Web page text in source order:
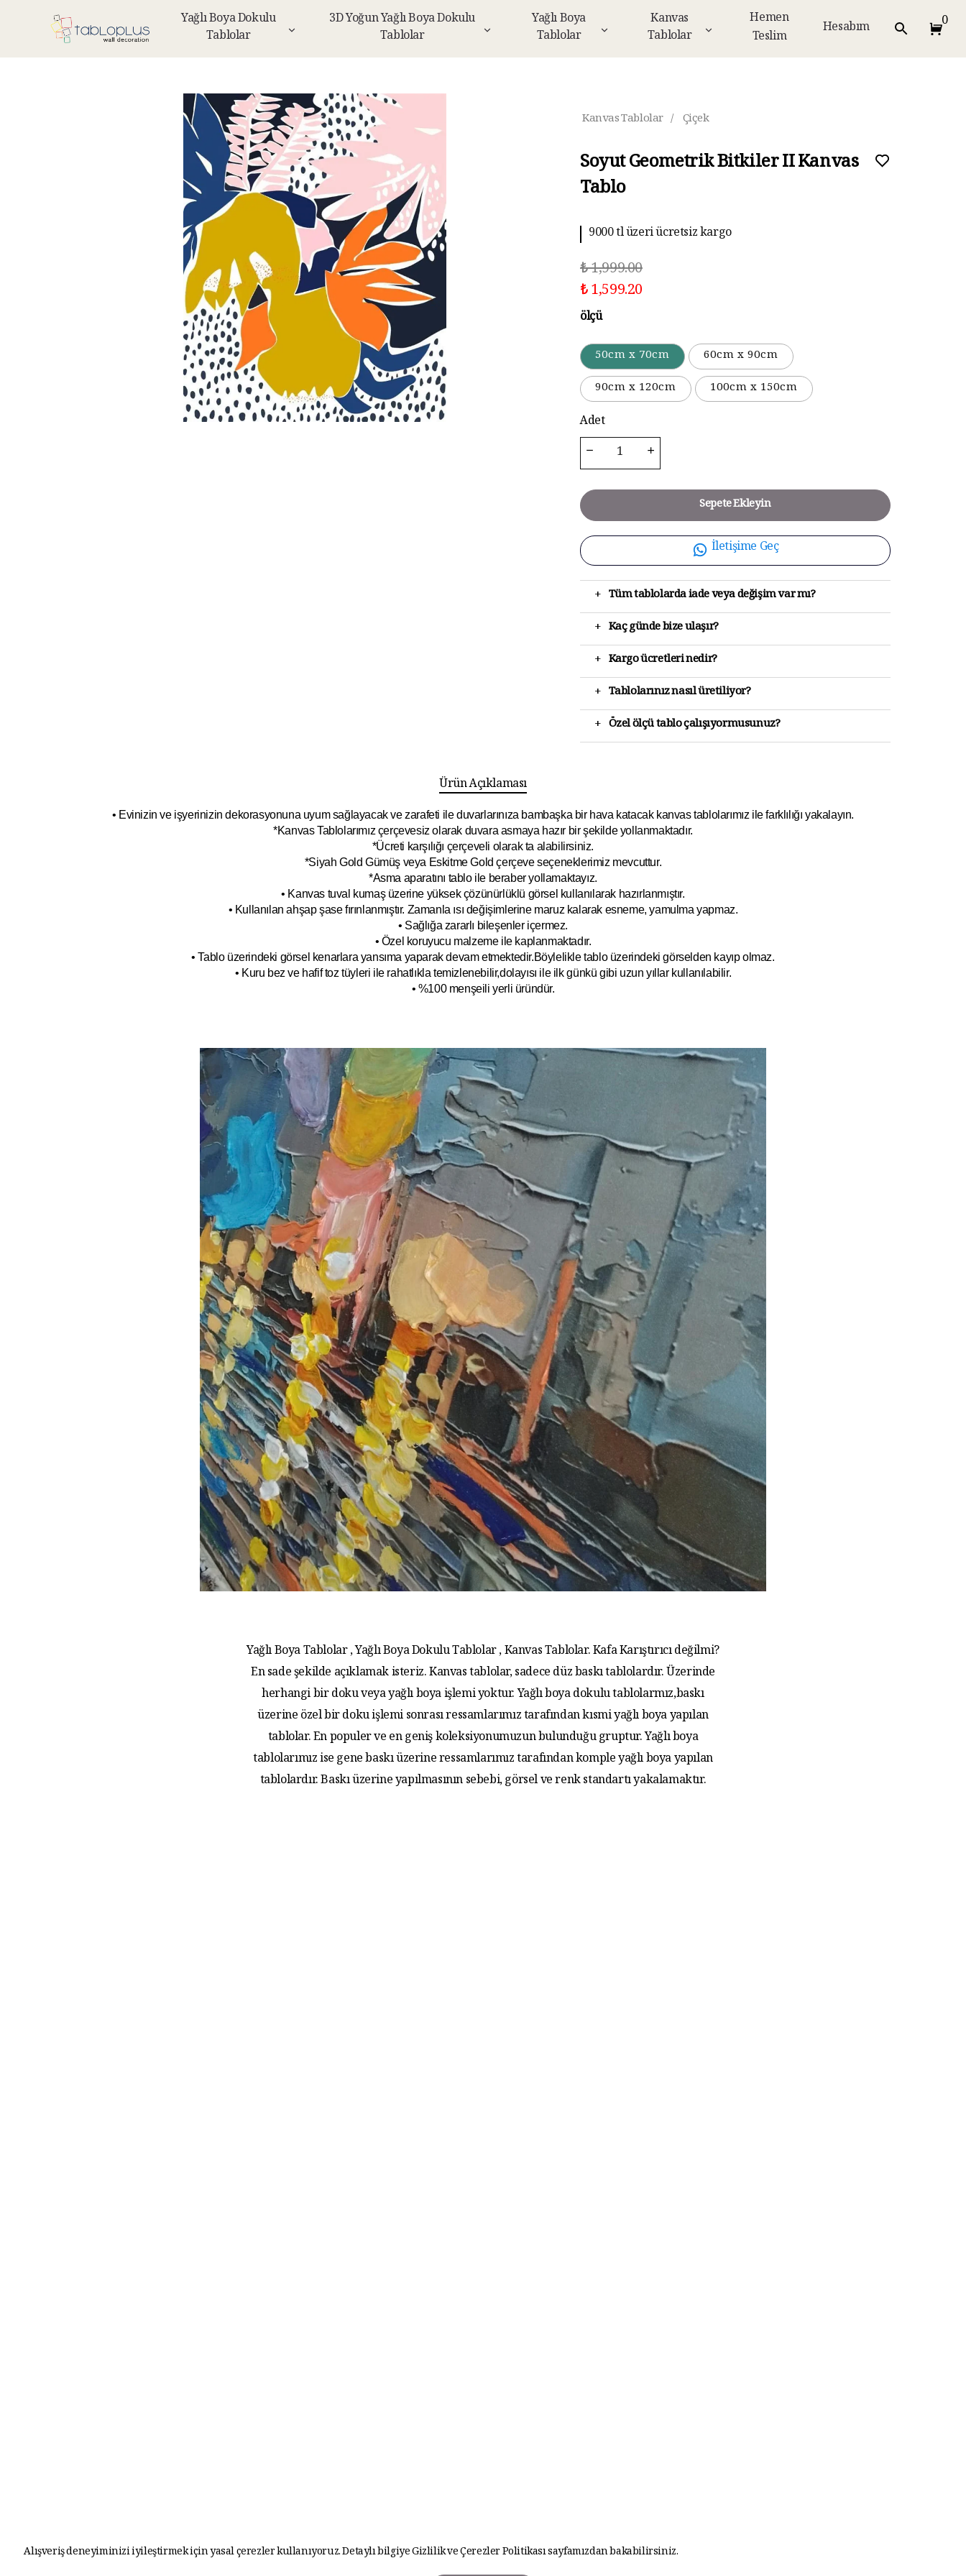
Yağlı Boya Dokulu
Tablolar
3D Yoğun Yağlı Boya Dokulu
Tablolar
Yağlı Boya
Tablolar
Kanvas
Tablolar
Hemen
Teslim
Hesabım 0
Alışveriş deneyiminizi iyileştirmek için yasal çerezler kullanıyoruz. Detaylı bilgiyeGizlilik ve Çerezler Politikasısayfamızdan bakabilirsiniz.
Kanvas Tablolar / Çiçek
Soyut Geometrik Bitkiler II Kanvas
Tablo
9000 tl üzeri ücretsiz kargo
₺ 1,999.00
₺ 1,599.20
ölçü
50cm x 70cm
60cm x 90cm
90cm x 120cm
100cm x 150cm
Adet
Sepete Ekleyin
İletişime Geç
+ Tüm tablolarda iade veya değişim var mı?
+ Kaç günde bize ulaşır?
+ Kargo ücretleri nedir?
+ Tablolarınız nasıl üretiliyor?
+ Özel ölçü tablo çalışıyormusunuz?
Ürün Açıklaması
• Evinizin ve işyerinizin dekorasyonuna uyum sağlayacak ve zarafeti ile duvarlarınıza bambaşka bir hava katacak kanvas tablolarımız ile farklılığı yakalayın.
*Kanvas Tablolarımız çerçevesiz olarak duvara asmaya hazır bir şekilde yollanmaktadır.
*Ücreti karşılığı çerçeveli olarak ta alabilirsiniz.
*Siyah Gold Gümüş veya Eskitme Gold çerçeve seçeneklerimiz mevcuttur.
*Asma aparatını tablo ile beraber yollamaktayız.
• Kanvas tuval kumaş üzerine yüksek çözünürlüklü görsel kullanılarak hazırlanmıştır.
• Kullanılan ahşap şase fırınlanmıştır. Zamanla ısı değişimlerine maruz kalarak esneme, yamulma yapmaz.
• Sağlığa zararlı bileşenler içermez.
• Özel koruyucu malzeme ile kaplanmaktadır.
• Tablo üzerindeki görsel kenarlara yansıma yaparak devam etmektedir.Böylelikle tablo üzerindeki görselden kayıp olmaz.
• Kuru bez ve hafif toz tüyleri ile rahatlıkla temizlenebilir,dolayısı ile ilkgünkü gibi uzun yıllar kullanılabilir.
• %100 menşeili yerli üründür.
Yağlı Boya Tablolar , Yağlı Boya Dokulu Tablolar , Kanvas Tablolar. Kafa Karıştırıcı değilmi?
En sade şekilde açıklamak isteriz. Kanvas tablolar, sadece düz baskı tablolardır. Üzerinde
herhangi bir doku veya yağlı boya işlemi yoktur. Yağlı boya dokulu tablolarmız,baskı
üzerine özel bir doku işlemi sonrası ressamlarımız tarafından kısmi yağlı boya yapılan
tablolar. En populer ve en geniş koleksiyonumuzun bulunduğu gruptur. Yağlı boya
tablolarımız ise gene baskı üzerine ressamlarımız tarafından komple yağlı boya yapılan
tablolardır. Baskı üzerine yapılmasının sebebi, görsel ve renk standartı yakalamaktır.